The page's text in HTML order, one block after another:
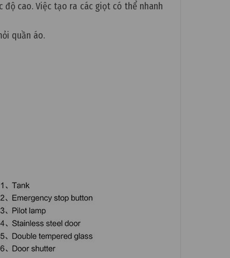
cao. Việc tạo ra các giọt có thể nhanh
quần áo.